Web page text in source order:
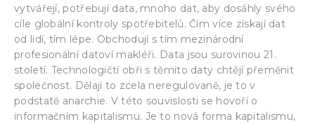
vytvářejí, potřebují data, mnoho dat, aby dosáhly svého
cíle globální kontroly spotřebitelů. Čím více získají dat
od lidí, tím lépe. Obchodují s tím mezinárodní
profesionální datoví makléři. Data jsou surovinou 21.
století. Technologičtí obři s těmito daty chtějí přeměnit
společnost. Dělají to zcela neregulovaně, je to v
podstatě anarchie. V této souvislosti se hovoří o
informačním kapitalismu. Je to nová forma kapitalismu,